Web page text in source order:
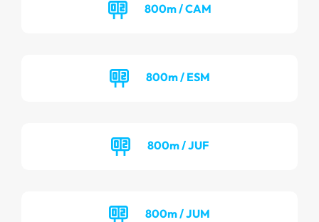
800m / CAM
800m / ESM
800m / JUF
800m / JUM